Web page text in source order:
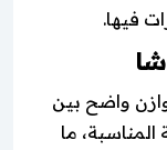
فيها.
واضح بين
ما